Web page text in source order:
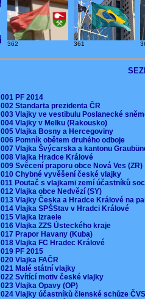
362 361
001 PF 2014
002 Standarta prezidenta ČR
003 Vlajky ve vestibulu Poslanecké
004 Vlajky v Melku (Rakousko)
005 Vlajka Bosny a Hercegoviny
006 Pomník obětem druhého odboje
007 Vlajka Švýcarska a kantonu
008 Vlajka Hradce Králové
009 Svěcení praporu obce Nová Ves
010 Chybné vyvěšení české vlajky
011 Poutač s vlajkami zemí účastníků
012 Vlajka obce Nedvězí (SY)
013 Vlajky Česka a Hradce Králové na
014 Vlajka SPŠStav v Hradci Králové
015 Vlajka Izraele
016 Vlajka ZZS Ústeckého kraje
017 Prapor Havany (Kuba)
018 Vlajka FC Hradec Králové
019 PF 2015
020 Vlajka FAČR
021 Malé státní vlajky
022 Svítící motiv české vlajky
023 Vlajka Opavy (OP)
024 Vlajky účastníků členské schůze